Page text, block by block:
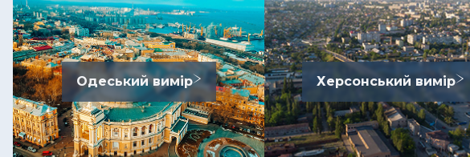
Одеський вимір Херсонський вимір